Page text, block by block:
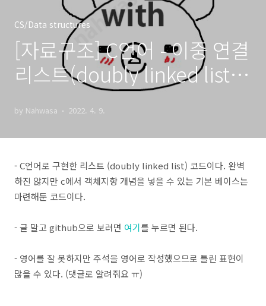
CS/Data structures
[자료구조] C언어 - 이중 연결
리스트(doubly linked list)
구현 - 객체지향
by Nahwasa 2022. 4. 9.
- C언어로 구현한 리스트 (doubly linked list) 코드이다. 완벽
하진 않지만 c에서 객체지향 개념을 넣을 수 있는 기본 베이스는
마련해둔 코드이다.
- 글 말고 github으로 보려면 여기를 누르면 된다.
- 영어를 잘 못하지만 주석을 영어로 작성했으므로 틀린 표현이
많을 수 있다. (댓글로 알려줘요 ㅠ)